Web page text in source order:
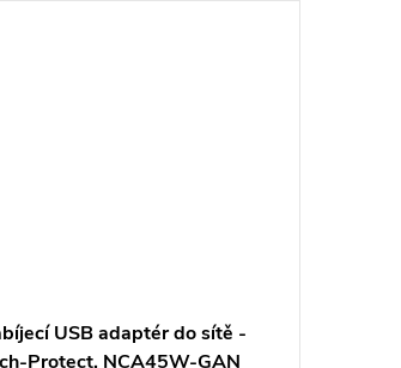
USB adaptér do sítě -
Protect, NCA45W-GAN